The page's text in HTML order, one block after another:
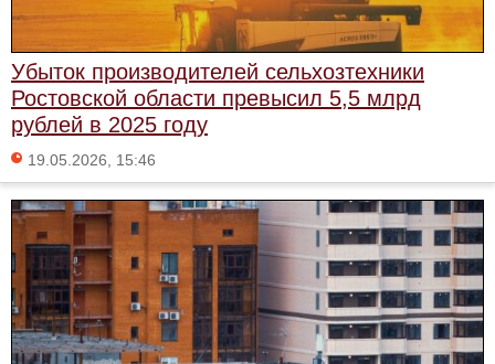
Убыток производителей сельхозтехники
Ростовской области превысил 5,5 млрд
рублей в 2025 году
19.05.2026, 15:46